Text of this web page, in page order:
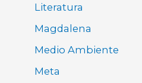
Literatura
Magdalena
Medio Ambiente
Meta